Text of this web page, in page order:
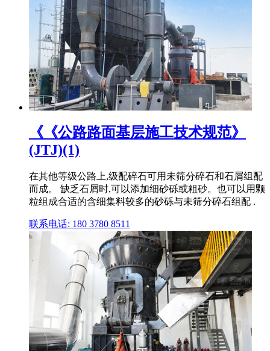
《《公路路面基层施工技术规范》
(JTJ)(1)
在其他等级公路上,级配碎石可用未筛分碎石和石屑组配
而成。 缺乏石屑时,可以添加细砂砾或粗砂。也可以用颗
粒组成合适的含细集料较多的砂砾与未筛分碎石组配 .
联系电话: 180 3780 8511